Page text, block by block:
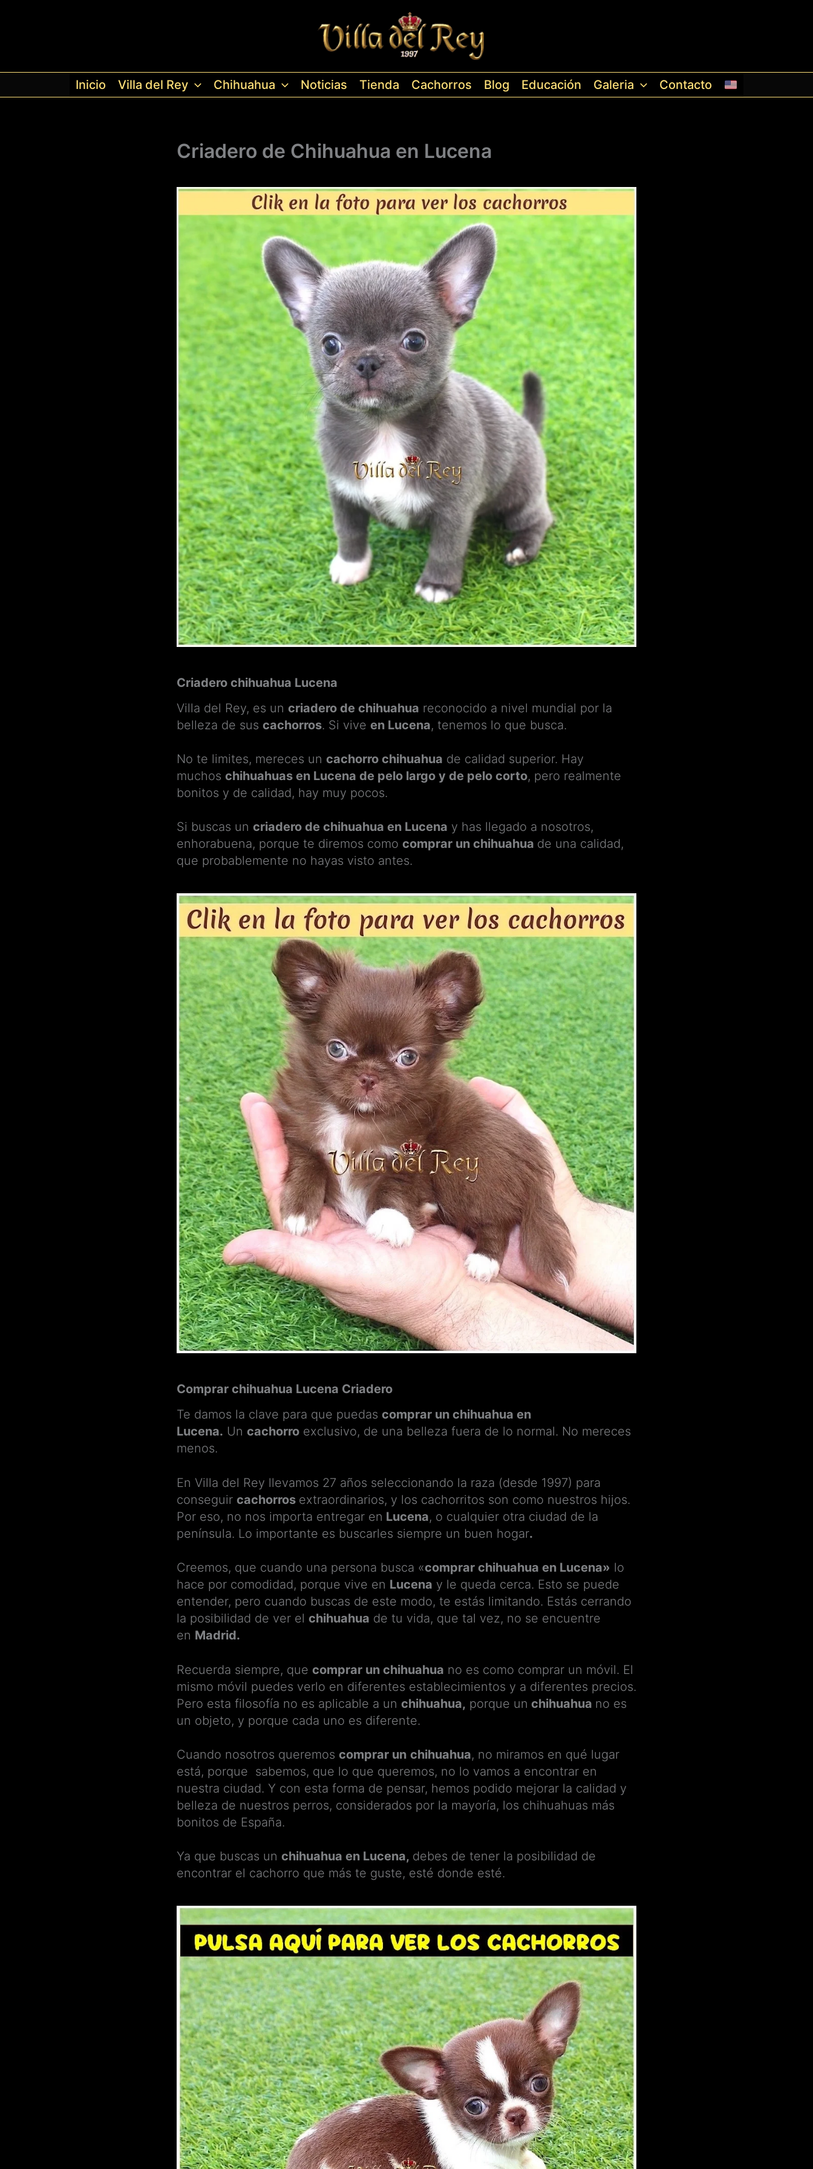
Inicio Villa del Rey Chihuahua Noticias Tienda Cachorros Blog Educación Galeria Contacto
Criadero de Chihuahua en Lucena
Criadero chihuahua Lucena
Villa del Rey, es un criadero de chihuahua reconocido a nivel mundial por la
belleza de sus cachorros. Si vive en Lucena, tenemos lo que busca.
No te limites, mereces un cachorro chihuahua de calidad superior. Hay
muchos chihuahuas en Lucena de pelo largo y de pelo corto, pero realmente
bonitos y de calidad, hay muy pocos.
Si buscas un criadero de chihuahua en Lucena y has llegado a nosotros,
enhorabuena, porque te diremos como comprar un chihuahua de una calidad,
que probablemente no hayas visto antes.
Comprar chihuahua Lucena Criadero
Te damos la clave para que puedas comprar un chihuahua en
Lucena. Un cachorro exclusivo, de una belleza fuera de lo normal. No mereces
menos.
En Villa del Rey llevamos 27 años seleccionando la raza (desde 1997) para
conseguir cachorros extraordinarios, y los cachorritos son como nuestros hijos.
Por eso, no nos importa entregar en Lucena, o cualquier otra ciudad de la
península. Lo importante es buscarles siempre un buen hogar.
Creemos, que cuando una persona busca «comprar chihuahua en Lucena» lo
hace por comodidad, porque vive en Lucena y le queda cerca. Esto se puede
entender, pero cuando buscas de este modo, te estás limitando. Estás cerrando
la posibilidad de ver el chihuahua de tu vida, que tal vez, no se encuentre
en Madrid.
Recuerda siempre, que comprar un chihuahua no es como comprar un móvil. El
mismo móvil puedes verlo en diferentes establecimientos y a diferentes precios.
Pero esta filosofía no es aplicable a un chihuahua, porque un chihuahua no es
un objeto, y porque cada uno es diferente.
Cuando nosotros queremos comprar un chihuahua, no miramos en qué lugar
está, porque sabemos, que lo que queremos, no lo vamos a encontrar en
nuestra ciudad. Y con esta forma de pensar, hemos podido mejorar la calidad y
belleza de nuestros perros, considerados por la mayoría, los chihuahuas más
bonitos de España.
Ya que buscas un chihuahua en Lucena, debes de tener la posibilidad de
encontrar el cachorro que más te guste, esté donde esté.